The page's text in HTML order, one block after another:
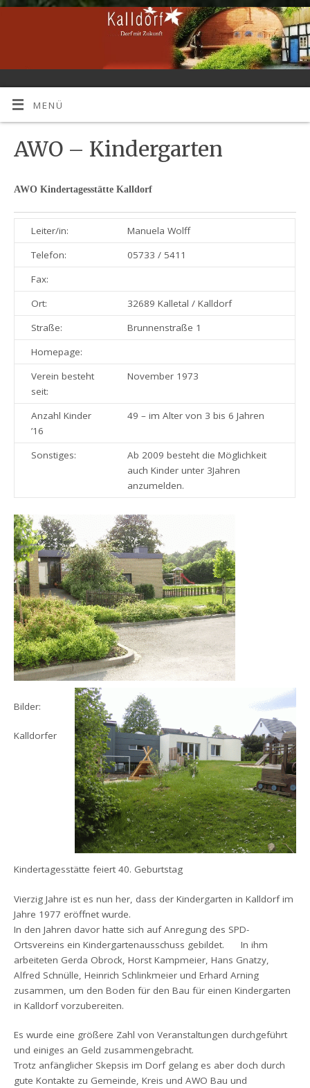
MENÜ
AWO – Kindergarten
AWO Kindertagesstätte Kalldorf
Leiter/in:
Manuela Wolff
Telefon:
05733 / 5411
Fax:
Ort:
32689 Kalletal / Kalldorf
Straße:
Brunnenstraße 1
Homepage:
Verein besteht
seit:
November 1973
Anzahl Kinder
’16
49 – im Alter von 3 bis 6 Jahren
Sonstiges:
Ab 2009 besteht die Möglichkeit
auch Kinder unter 3Jahren
anzumelden.
Bilder:
Kalldorfer
Kindertagesstätte feiert 40. Geburtstag
Vierzig Jahre ist es nun her, dass der Kindergarten in Kalldorf im
Jahre 1977 eröffnet wurde.
In den Jahren davor hatte sich auf Anregung des SPD-
Ortsvereins ein Kindergartenausschuss gebildet. In ihm
arbeiteten Gerda Obrock, Horst Kampmeier, Hans Gnatzy,
Alfred Schnülle, Heinrich Schlinkmeier und Erhard Arning
zusammen, um den Boden für den Bau für einen Kindergarten
in Kalldorf vorzubereiten.
Es wurde eine größere Zahl von Veranstaltungen durchgeführt
und einiges an Geld zusammengebracht.
Trotz anfänglicher Skepsis im Dorf gelang es aber doch durch
gute Kontakte zu Gemeinde, Kreis und AWO Bau und